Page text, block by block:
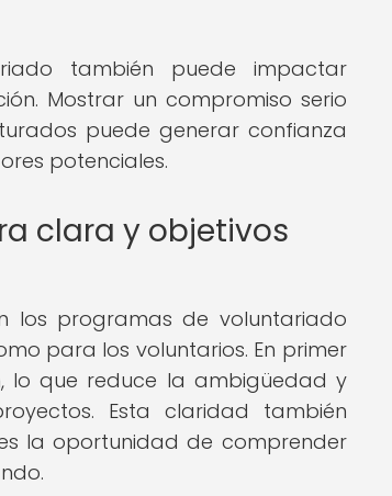
también puede impactar
Mostrar un compromiso serio
puede generar confianza
potenciales.
clara y objetivos
los programas de voluntariado
para los voluntarios. En primer
lo que reduce la ambigüedad y
Esta claridad también
la oportunidad de comprender